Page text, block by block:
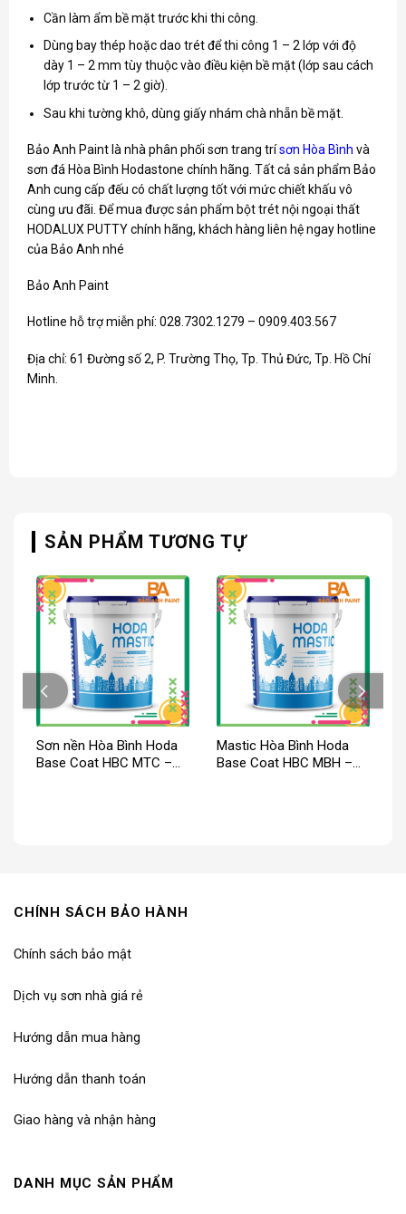
Cần làm ẩm bề mặt trước khi thi công.
Dùng bay thép hoặc dao trét để thi công 1 – 2 lớp với độ
dày 1 – 2 mm tùy thuộc vào điều kiện bề mặt (lớp sau cách
lớp trước từ 1 – 2 giờ).
Sau khi tường khô, dùng giấy nhám chà nhẵn bề mặt.
Bảo Anh Paint là nhà phân phối sơn trang trísơn Hòa Bình và
sơn đá Hòa Bình Hodastone chính hãng. Tất cả sản phẩm Bảo
Anh cung cấp đếu có chất lượng tốt với mức chiết khấu vô
cùng ưu đãi. Để mua được sản phẩm bột trét nội ngoại thất
HODALUX PUTTY chính hãng, khách hàng liên hệ ngay hotline
của Bảo Anh nhé
Bảo Anh Paint
Hotline hỗ trợ miễn phí: 028.7302.1279 – 0909.403.567
Địa chỉ: 61 Đường số 2, P. Trường Thọ, Tp. Thủ Đức, Tp. Hồ Chí
Minh.
SẢN PHẨM TƯƠNG TỰ
Sơn nền Hòa Bình Hoda
Base Coat HBC MTC –
Mastic Hòa Bình Hoda
Base Coat HBC MBH –
CHÍNH SÁCH BẢO HÀNH
Chính sách bảo mật
Dịch vụ sơn nhà giá rẻ
Hướng dẫn mua hàng
Hướng dẫn thanh toán
Giao hàng và nhận hàng
DANH MỤC SẢN PHẨM